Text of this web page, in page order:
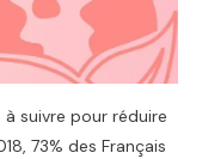
suivre pour réduire
73% des Français